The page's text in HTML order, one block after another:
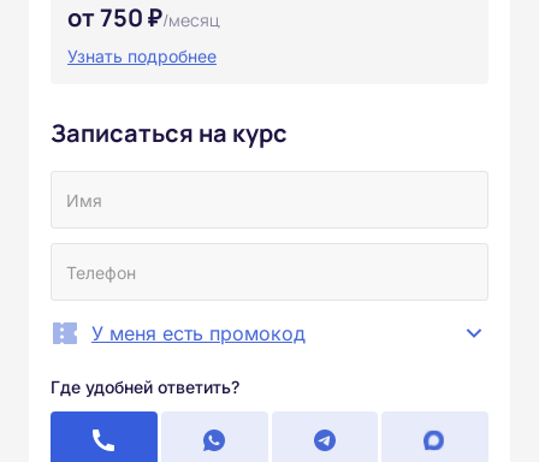
от 750 ₽/месяц
Узнать подробнее
Записаться на курс
У меня есть промокод
Где удобней ответить?